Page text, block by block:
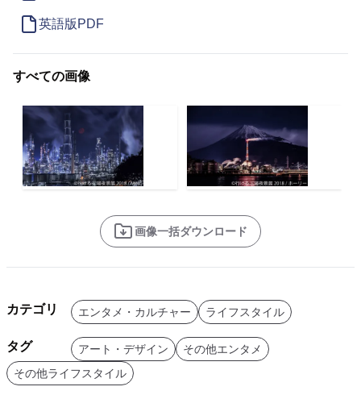
英語版PDF
すべての画像
画像一括ダウンロード
カテゴリ エンタメ・カルチャー ライフスタイル
タグ アート・デザイン
その他エンタメ
その他ライフスタイル